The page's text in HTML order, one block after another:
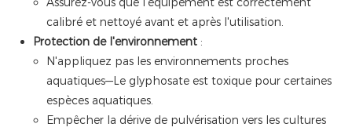
calibré et nettoyé avant et après l'utilisation.
Protection de l'environnement :
N'appliquez pas les environnements proches
aquatiques—Le glyphosate est toxique pour certaines
espèces aquatiques.
Empêcher la dérive de pulvérisation vers les cultures